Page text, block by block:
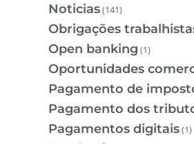
Noticias(141)
Obrigações
Open banking (1)
Oportunidades
Pagamento de
Pagamento dos
Pagamentos digitais(1)